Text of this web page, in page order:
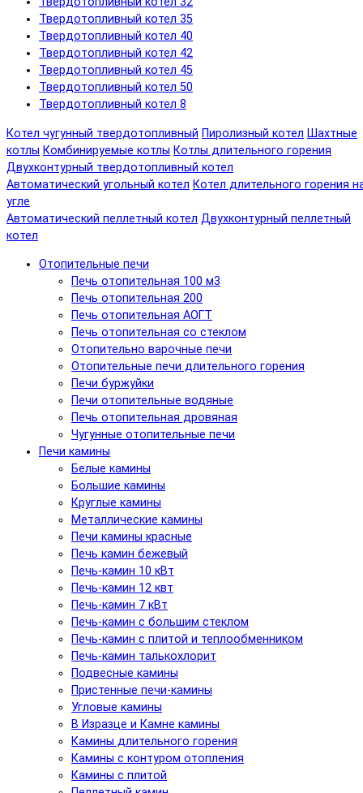
Твердотопливный котел 35
Твердотопливный котел 40
Твердотопливный котел 42
Твердотопливный котел 45
Твердотопливный котел 50
Твердотопливный котел 8
Котел чугунный твердотопливный Пиролизный котел Шахтные
котлы Комбинируемые котлы Котлы длительного горения
Двухконтурный твердотопливный котел
Автоматический угольный котел Котел длительного горения
угле
Автоматический пеллетный котел Двухконтурный пеллетный
котел
Отопительные печи
Печь отопительная 100 м3
Печь отопительная 200
Печь отопительная АОГТ
Печь отопительная со стеклом
Отопительно варочные печи
Отопительные печи длительного горения
Печи буржуйки
Печи отопительные водяные
Печь отопительная дровяная
Чугунные отопительные печи
Печи камины
Белые камины
Большие камины
Круглые камины
Металлические камины
Печи камины красные
Печь камин бежевый
Печь-камин 10 кВт
Печь-камин 12 квт
Печь-камин 7 кВт
Печь-камин с большим стеклом
Печь-камин с плитой и теплообменником
Печь-камин талькохлорит
Подвесные камины
Пристенные печи-камины
Угловые камины
В Изразце и Камне камины
Камины длительного горения
Камины с контуром отопления
Камины с плитой